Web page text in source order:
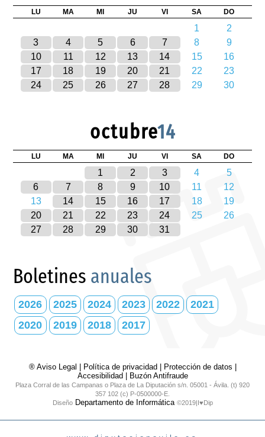
LU MA MI JU VI SA DO
1
2
3
4 5 6 7 8
9
10
11 12 13 14 15
16
17
18 19 20 21 22
23
24
25 26 27 28 29 30
octubre14
LU MA MI JU VI SA DO
1 2 3 4
5
6
7 8 9 10 11
12
13
14 15 16 17 18
19
20
21 22 23 24 25
26
27
28 29 30 31
Boletines anuales
2026 2025 2024 2023 2022
2021
2020
2019 2018 2017
® Aviso Legal | Política de privacidad| Protección de datos |
Accesibilidad| Buzón Antifraude
Plaza Corral de las Campanas o Plaza de La Diputación s/n. 05001 - Ávila. (t) 920
357 102 (c) P-0500000-E.
DiseñoDepartamento de Informática ©2019|I♥Dip